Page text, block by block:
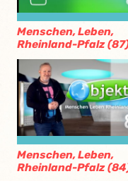
Menschen, Leben,
Rheinland-Pfalz
Menschen, Leben,
Rheinland-Pfalz